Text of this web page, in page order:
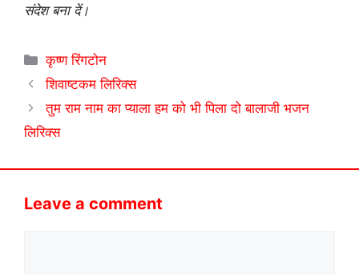
संदेश बना दें।
Categories
कृष्ण रिंगटोन
शिवाष्टकम लिरिक्स
तुम राम नाम का प्याला हम को भी पिला दो बालाजी भजन
लिरिक्स
Leave a comment